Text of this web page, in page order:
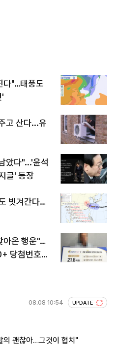
다"…태풍도
'
고 산다...유
았다"...'윤석
글' 등장
빗겨간다…
아온 행운"…
당첨번호조
08.08 10:54 UPDATE
괜찮아…그것이 협치"